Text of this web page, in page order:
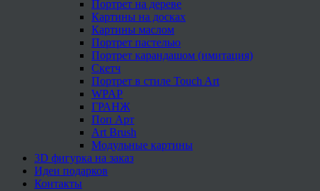
Портрет на дереве
Картины на досках
Картины маслом
Портрет пастелью
Портрет карандашом (имитация)
Скетч
Портрет в стиле Touch Art
WPAP
ГРАНЖ
Поп Арт
Art Brush
Модульные картины
3D фигурка на заказ
Идеи подарков
Контакты